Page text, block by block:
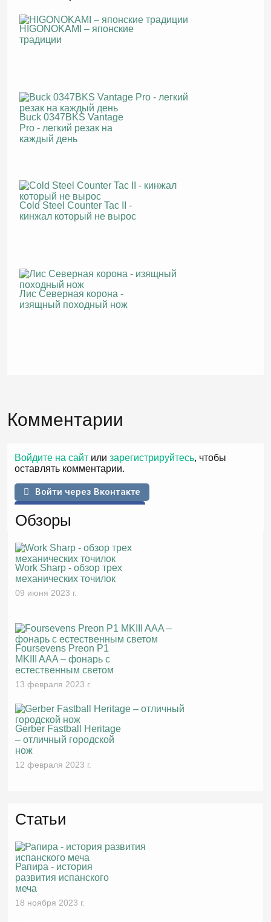
HIGONOKAMI – японские
традиции
Buck 0347BKS Vantage
Pro - легкий резак на
каждый день
Cold Steel Counter Tac II -
кинжал который не вырос
Лис Северная корона -
изящный походный нож
Комментарии
Войдите на сайт или зарегистрируйтесь, чтобы
оставлять комментарии.
Войти через Вконтакте
Обзоры
Work Sharp - обзор трех
механических точилок
09 июня 2023 г.
Foursevens Preon P1
MKIII AAA – фонарь с
естественным светом
13 февраля 2023 г.
Gerber Fastball Heritage
– отличный городской
нож
12 февраля 2023 г.
Статьи
Рапира - история
развития испанского
меча
18 ноября 2023 г.